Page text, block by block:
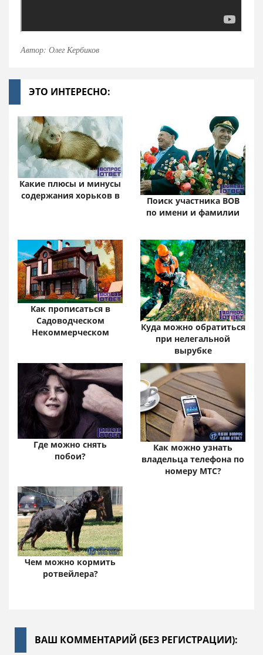
Автор: Олег Кербиков
ЭТО ИНТЕРЕСНО:
Какие плюсы и минусы
содержания хорьков в
Поиск участника ВОВ
по имени и фамилии
Как прописаться в
Садоводческом
Некоммерческом
Куда можно обратиться
при нелегальной
вырубке
Где можно снять
побои?
Как можно узнать
владельца телефона по
номеру МТС?
Чем можно кормить
ротвейлера?
ВАШ КОММЕНТАРИЙ (БЕЗ РЕГИСТРАЦИИ):